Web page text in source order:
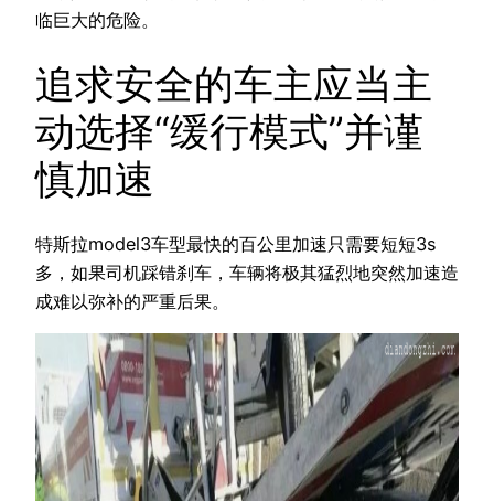
临巨大的危险。
追求安全的车主应当主
动选择“缓行模式”并谨
慎加速
特斯拉model3车型最快的百公里加速只需要短短3s
多，如果司机踩错刹车，车辆将极其猛烈地突然加速造
成难以弥补的严重后果。